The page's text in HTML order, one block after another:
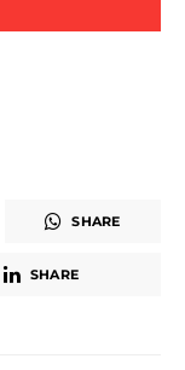
SHARE
SHARE